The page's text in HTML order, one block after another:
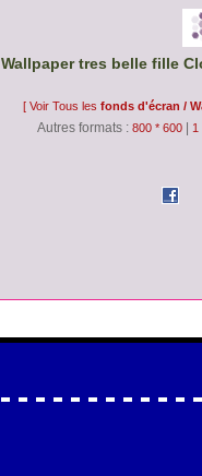
Wallpaper tres belle fille
[ Voir Tous les fonds d'écran /
Autres formats : 800 * 600 1